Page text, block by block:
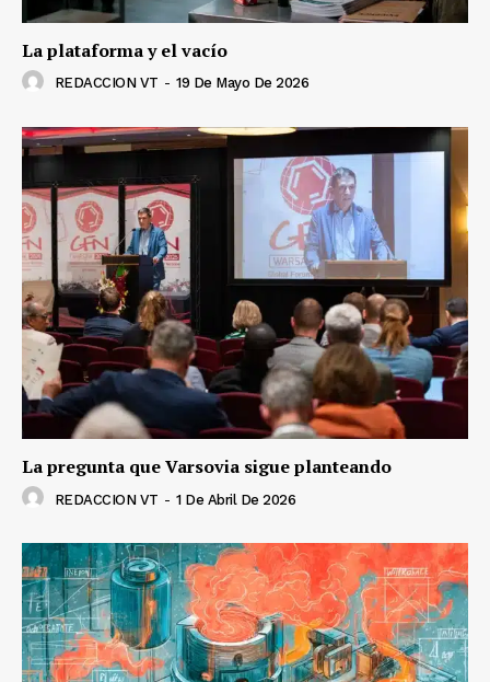
La plataforma y el vacío
REDACCION VT - 19 De Mayo De 2026
La pregunta que Varsovia sigue planteando
REDACCION VT - 1 De Abril De 2026